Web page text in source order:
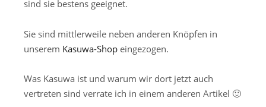
sind sie bestens geeignet.
Sie sind mittlerweile neben anderen Knöpfen in
unserem Kasuwa-Shop eingezogen.
Was Kasuwa ist und warum wir dort jetzt auch
vertreten sind verrate ich in einem anderen Artikel 🙂